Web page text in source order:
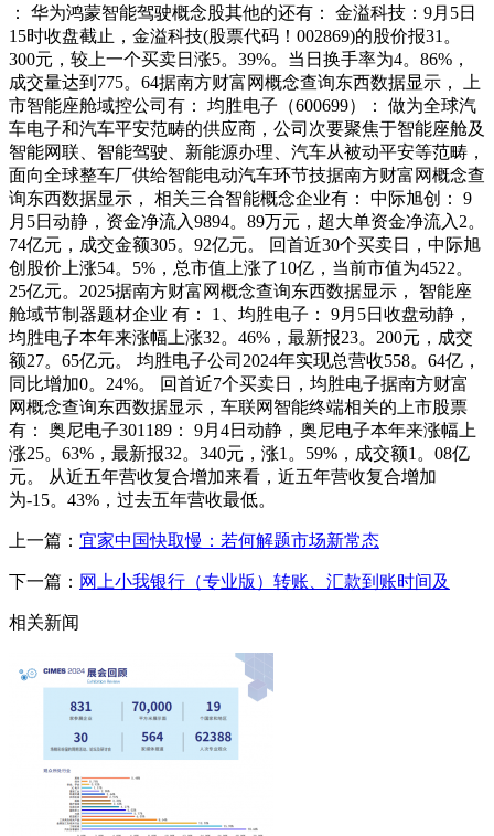
： 华为鸿蒙智能驾驶概念股其他的还有： 金溢科技：9月5日
15时收盘截止，金溢科技(股票代码！002869)的股价报31。
300元，较上一个买卖日涨5。39%。当日换手率为4。86%，
成交量达到775。64据南方财富网概念查询东西数据显示， 上
市智能座舱域控公司有： 均胜电子（600699）： 做为全球汽
车电子和汽车平安范畴的供应商，公司次要聚焦于智能座舱及
智能网联、智能驾驶、新能源办理、汽车从被动平安等范畴，
面向全球整车厂供给智能电动汽车环节技据南方财富网概念查
询东西数据显示， 相关三合智能概念企业有： 中际旭创： 9
月5日动静，资金净流入9894。89万元，超大单资金净流入2。
74亿元，成交金额305。92亿元。 回首近30个买卖日，中际旭
创股价上涨54。5%，总市值上涨了10亿，当前市值为4522。
25亿元。2025据南方财富网概念查询东西数据显示， 智能座
舱域节制器题材企业 有： 1、均胜电子： 9月5日收盘动静，
均胜电子本年来涨幅上涨32。46%，最新报23。200元，成交
额27。65亿元。 均胜电子公司2024年实现总营收558。64亿，
同比增加0。24%。 回首近7个买卖日，均胜电子据南方财富
网概念查询东西数据显示，车联网智能终端相关的上市股票
有： 奥尼电子301189： 9月4日动静，奥尼电子本年来涨幅上
涨25。63%，最新报32。340元，涨1。59%，成交额1。08亿
元。 从近五年营收复合增加来看，近五年营收复合增加
为-15。43%，过去五年营收最低。
上一篇： 宜家中国快取慢：若何解题市场新常态
下一篇： 网上小我银行（专业版）转账、汇款到账时间及
相关新闻